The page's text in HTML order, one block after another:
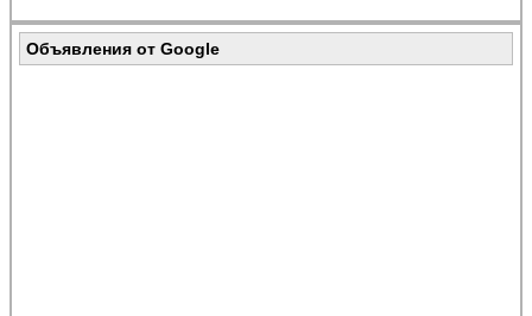
Объявления от Google